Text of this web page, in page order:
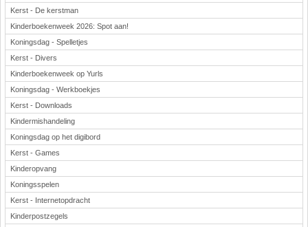
Kerst - De kerstman
Kinderboekenweek 2026: Spot aan!
Koningsdag - Spelletjes
Kerst - Divers
Kinderboekenweek op Yurls
Koningsdag - Werkboekjes
Kerst - Downloads
Kindermishandeling
Koningsdag op het digibord
Kerst - Games
Kinderopvang
Koningsspelen
Kerst - Internetopdracht
Kinderpostzegels